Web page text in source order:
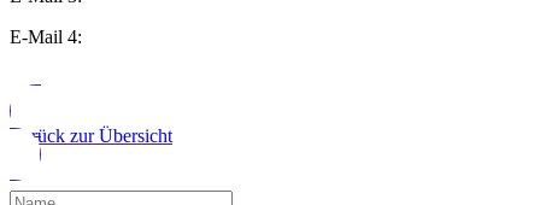
E-Mail 4:
Zurück zur Übersicht